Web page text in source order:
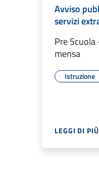
Avviso
servizi
Pre
mensa
Istruzione
LEGGI DI PIÙ